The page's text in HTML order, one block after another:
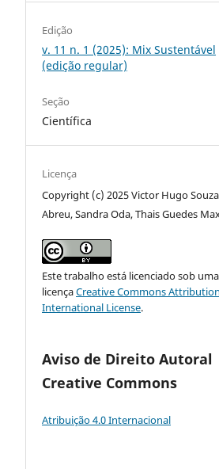
Edição
v. 11 n. 1 (2025): Mix Sustentável
(edição regular)
Seção
Científica
Licença
Copyright (c) 2025 Victor Hugo
Abreu, Sandra Oda, Thais Guedes
Este trabalho está licenciado sob uma
licençaCreative Commons
International License.
Aviso de Direito Autoral
Creative Commons
Atribuição 4.0 Internacional